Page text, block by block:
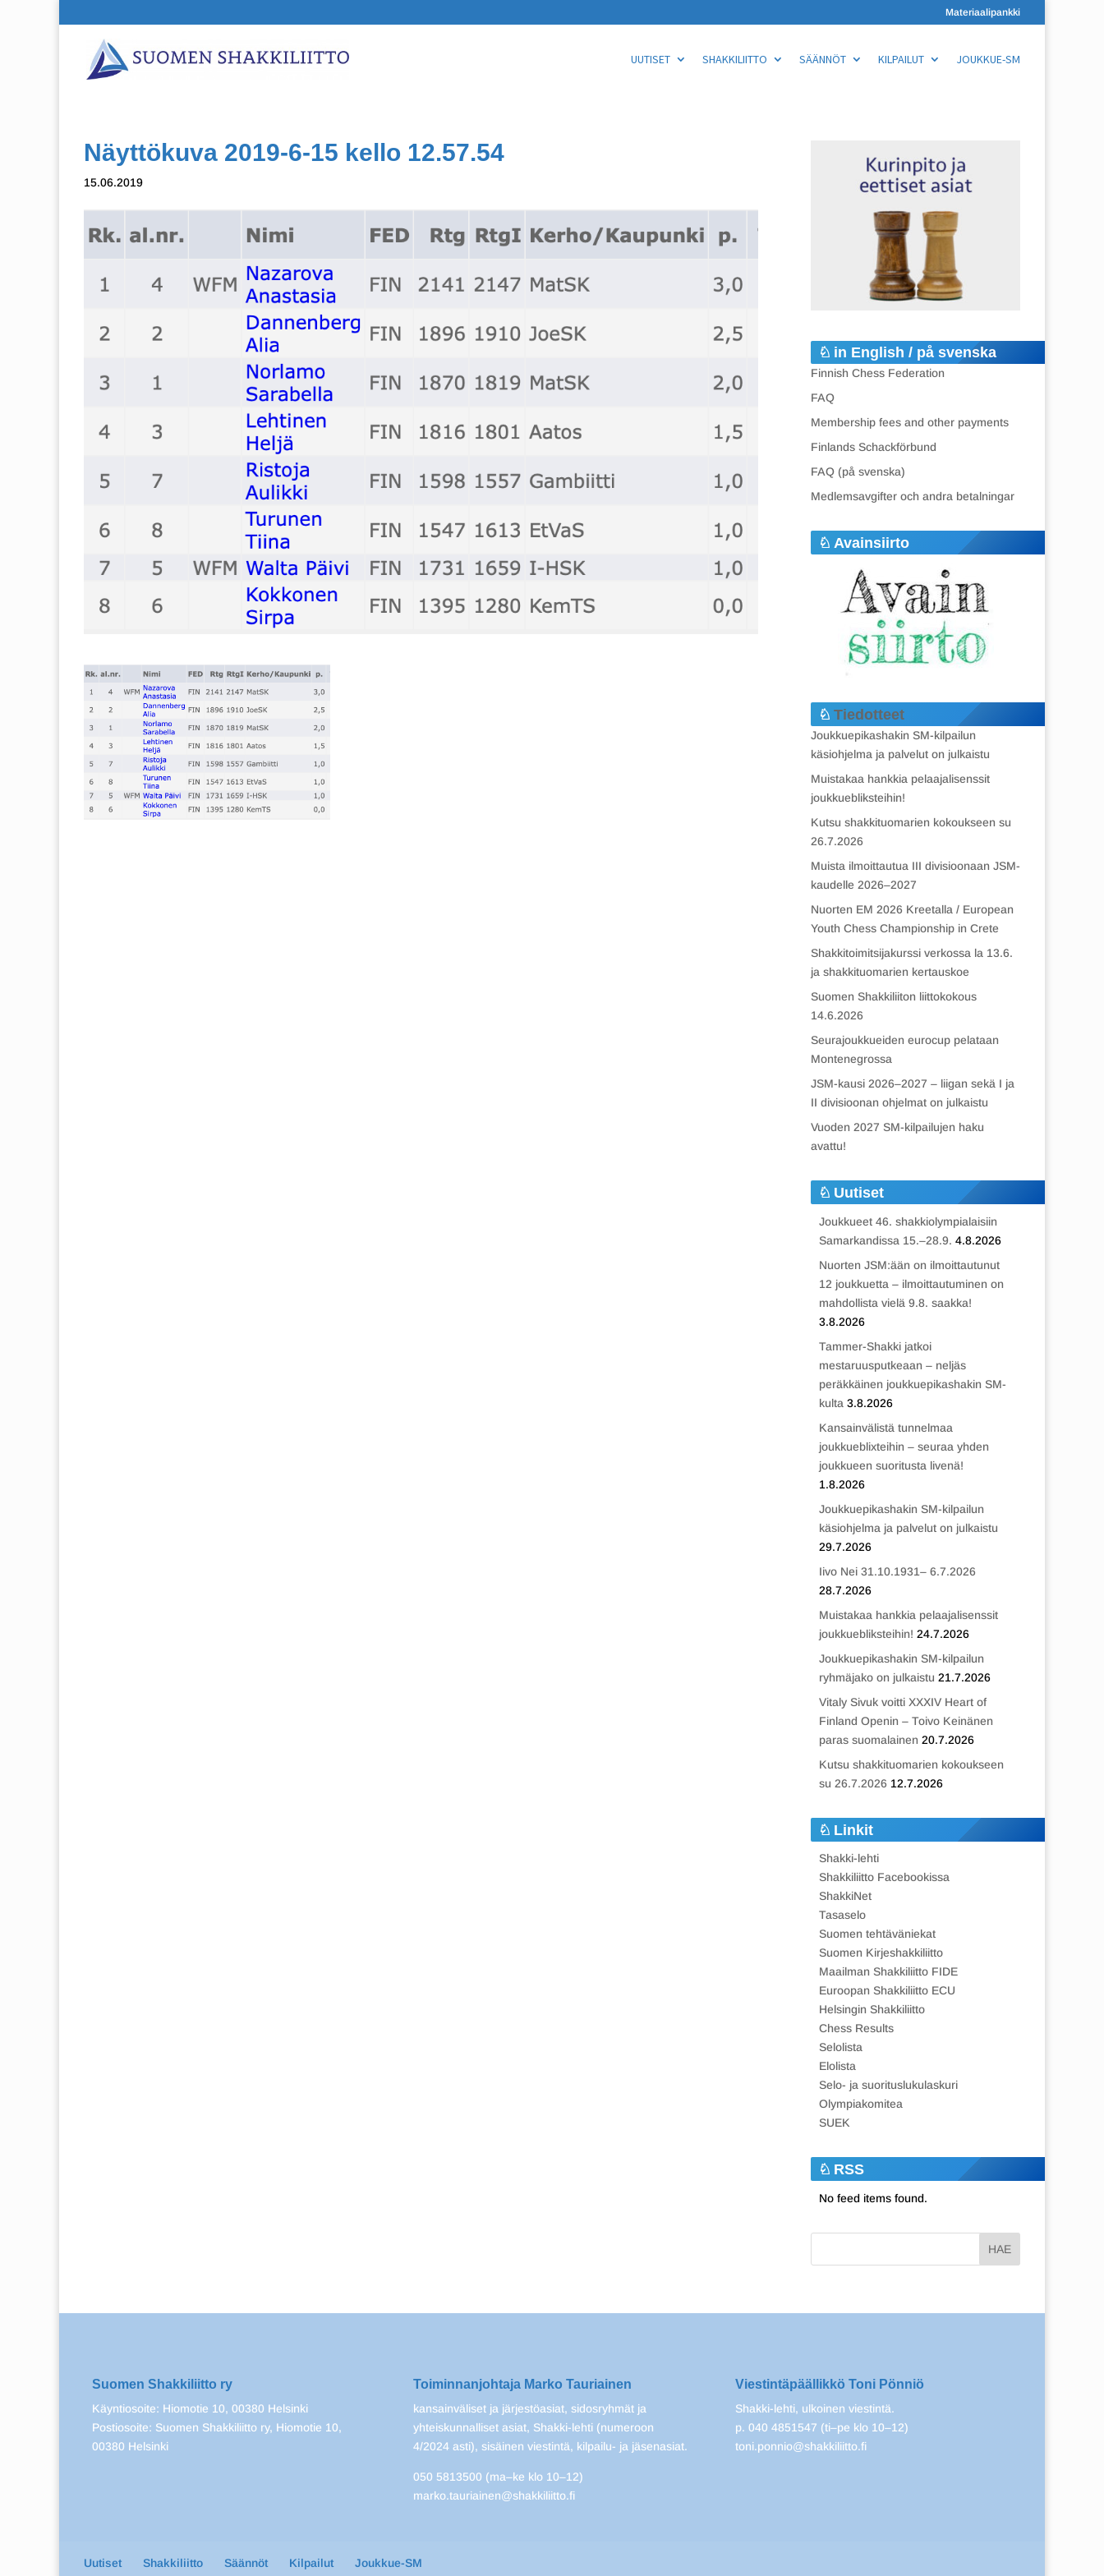
Materiaalipankki
UUTISET SHAKKILIITTO SÄÄNNÖT KILPAILUT JOUKKUE-SM
Näyttökuva 2019-6-15 kello 12.57.54
15.06.2019
in English / på svenska
Finnish Chess Federation
FAQ
Membership fees and other payments
Finlands Schackförbund
FAQ (på svenska)
Medlemsavgifter och andra betalningar
Avainsiirto
Tiedotteet
Joukkuepikashakin SM-kilpailun
käsiohjelma ja palvelut on julkaistu
Muistakaa hankkia pelaajalisenssit
joukkuebliksteihin!
Kutsu shakkituomarien kokoukseen su
26.7.2026
Muista ilmoittautua III divisioonaan JSM-
kaudelle 2026–2027
Nuorten EM 2026 Kreetalla / European
Youth Chess Championship in Crete
Shakkitoimitsijakurssi verkossa la 13.6.
ja shakkituomarien kertauskoe
Suomen Shakkiliiton liittokokous
14.6.2026
Seurajoukkueiden eurocup pelataan
Montenegrossa
JSM-kausi 2026–2027 – liigan sekä I ja
II divisioonan ohjelmat on julkaistu
Vuoden 2027 SM-kilpailujen haku
avattu!
Uutiset
Joukkueet 46. shakkiolympialaisiin
Samarkandissa 15.–28.9. 4.8.2026
Nuorten JSM:ään on ilmoittautunut
12 joukkuetta – ilmoittautuminen on
mahdollista vielä 9.8. saakka!
3.8.2026
Tammer-Shakki jatkoi
mestaruusputkeaan – neljäs
peräkkäinen joukkuepikashakin SM-
kulta 3.8.2026
Kansainvälistä tunnelmaa
joukkueblixteihin – seuraa yhden
joukkueen suoritusta livenä!
1.8.2026
Joukkuepikashakin SM-kilpailun
käsiohjelma ja palvelut on julkaistu
29.7.2026
Iivo Nei 31.10.1931– 6.7.2026
28.7.2026
Muistakaa hankkia pelaajalisenssit
joukkuebliksteihin! 24.7.2026
Joukkuepikashakin SM-kilpailun
ryhmäjako on julkaistu 21.7.2026
Vitaly Sivuk voitti XXXIV Heart of
Finland Openin – Toivo Keinänen
paras suomalainen 20.7.2026
Kutsu shakkituomarien kokoukseen
su 26.7.2026 12.7.2026
Linkit
Shakki-lehti
Shakkiliitto Facebookissa
ShakkiNet
Tasaselo
Suomen tehtäväniekat
Suomen Kirjeshakkiliitto
Maailman Shakkiliitto FIDE
Euroopan Shakkiliitto ECU
Helsingin Shakkiliitto
Chess Results
Selolista
Elolista
Selo- ja suorituslukulaskuri
Olympiakomitea
SUEK
RSS
No feed items found.
Suomen Shakkiliitto ry
Käyntiosoite: Hiomotie 10, 00380 Helsinki
Postiosoite: Suomen Shakkiliitto ry, Hiomotie 10,
00380 Helsinki
Toiminnanjohtaja Marko Tauriainen
kansainväliset ja järjestöasiat, sidosryhmät ja
yhteiskunnalliset asiat, Shakki-lehti (numeroon
4/2024 asti), sisäinen viestintä, kilpailu- ja jäsenasiat.
050 5813500 (ma–ke klo 10–12)
marko.tauriainen@shakkiliitto.fi
Viestintäpäällikkö Toni Pönniö
Shakki-lehti, ulkoinen viestintä.
p. 040 4851547 (ti–pe klo 10–12)
toni.ponnio@shakkiliitto.fi
Uutiset Shakkiliitto Säännöt Kilpailut Joukkue-SM